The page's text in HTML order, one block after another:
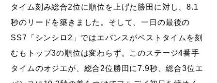
タイム刻み総合2位に順位を上げた勝田に対し、8.1
秒のリードを築きました。そして、一日の最後の
SS7「シンシロ2」ではエバンスがベストタイムを刻
むもトップ3の順位は変わらず。このステージ4番手
タイムのオジエが、総合2位勝田に7.9秒、総合3位エ